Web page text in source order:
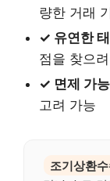
량한 거래
✓ 유연한
점을 찾으
✓ 면제 가
고려 가능
조기상환